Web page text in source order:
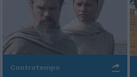
Controtempo